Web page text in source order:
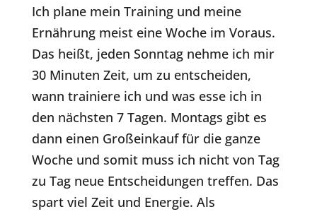
Ich plane mein Training und meine
Ernährung meist eine Woche im Voraus.
Das heißt, jeden Sonntag nehme ich mir
30 Minuten Zeit, um zu entscheiden,
wann trainiere ich und was esse ich in
den nächsten 7 Tagen. Montags gibt es
dann einen Großeinkauf für die ganze
Woche und somit muss ich nicht von Tag
zu Tag neue Entscheidungen treffen. Das
spart viel Zeit und Energie. Als